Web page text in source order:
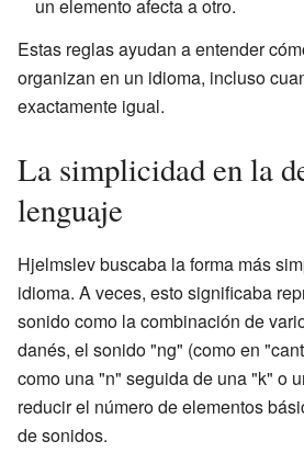
un elemento afecta a otro.
Estas reglas ayudan a entender
organizan en un idioma, incluso
exactamente igual.
La simplicidad en la
lenguaje
Hjelmslev buscaba la forma más
idioma. A veces, esto significaba
sonido como la combinación de
danés, el sonido "ng" (como en
como una "n" seguida de una "k" o
reducir el número de elementos
de sonidos.